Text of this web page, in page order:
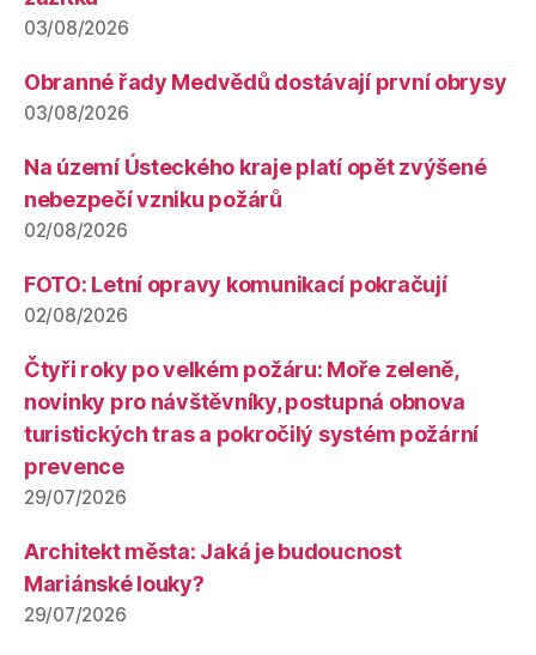
03/08/2026
Obranné řady Medvědů dostávají první obrysy
03/08/2026
Na území Ústeckého kraje platí opět zvýšené
nebezpečí vzniku požárů
02/08/2026
FOTO: Letní opravy komunikací pokračují
02/08/2026
Čtyři roky po velkém požáru: Moře zeleně,
novinky pro návštěvníky, postupná obnova
turistických tras a pokročilý systém požární
prevence
29/07/2026
Architekt města: Jaká je budoucnost
Mariánské louky?
29/07/2026